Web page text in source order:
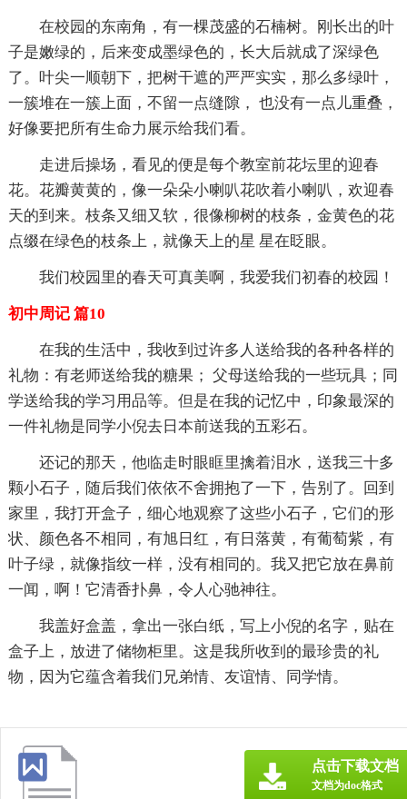
在校园的东南角，有一棵茂盛的石楠树。刚长出的叶
子是嫩绿的，后来变成墨绿色的，长大后就成了深绿色
了。叶尖一顺朝下，把树干遮的严严实实，那么多绿叶，
一簇堆在一簇上面，不留一点缝隙， 也没有一点儿重叠，
好像要把所有生命力展示给我们看。
走进后操场，看见的便是每个教室前花坛里的迎春
花。花瓣黄黄的，像一朵朵小喇叭花吹着小喇叭，欢迎春
天的到来。枝条又细又软，很像柳树的枝条，金黄色的花
点缀在绿色的枝条上，就像天上的星 星在眨眼。
我们校园里的春天可真美啊，我爱我们初春的校园！
初中周记 篇10
在我的生活中，我收到过许多人送给我的各种各样的
礼物：有老师送给我的糖果； 父母送给我的一些玩具；同
学送给我的学习用品等。但是在我的记忆中，印象最深的
一件礼物是同学小倪去日本前送我的五彩石。
还记的那天，他临走时眼眶里擒着泪水，送我三十多
颗小石子，随后我们依依不舍拥抱了一下，告别了。回到
家里，我打开盒子，细心地观察了这些小石子，它们的形
状、颜色各不相同，有旭日红，有日落黄，有葡萄紫，有
叶子绿，就像指纹一样，没有相同的。我又把它放在鼻前
一闻，啊！它清香扑鼻，令人心驰神往。
我盖好盒盖，拿出一张白纸，写上小倪的名字，贴在
盒子上，放进了储物柜里。这是我所收到的最珍贵的礼
物，因为它蕴含着我们兄弟情、友谊情、同学情。
点击下载文档
文档为doc格式